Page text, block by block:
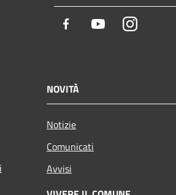
Facebook YoutubeInstagram
NOVITÀ
Notizie
Comunicati
Avvisi